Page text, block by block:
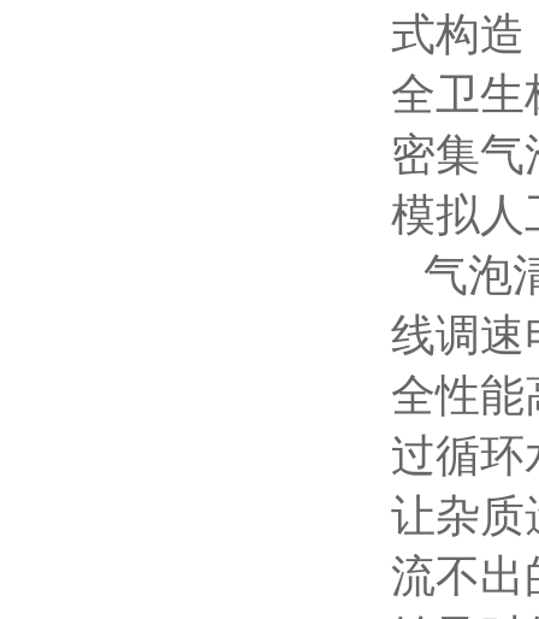
式构造
全卫生
密集气
模拟人
气泡
线调速
全性能
过循环
让杂质
流不出